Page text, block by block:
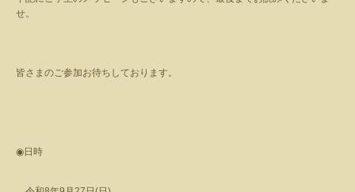
せ。
皆さまのご参加お待ちしております。
◉日時